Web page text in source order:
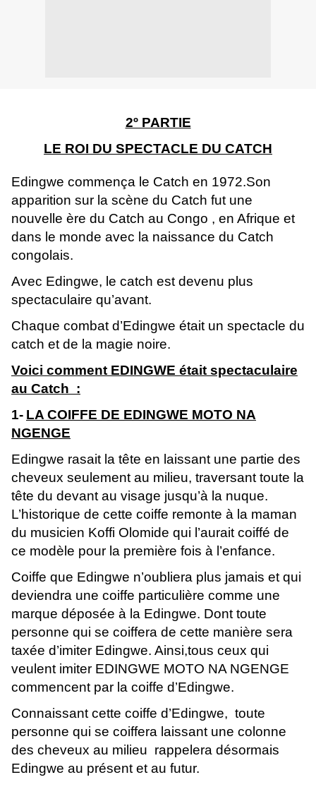
2º PARTIE
LE ROI DU SPECTACLE DU CATCH
Edingwe commença le Catch en 1972.Son
apparition sur la scène du Catch fut une
nouvelle ère du Catch au Congo , en Afrique et
dans le monde avec la naissance du Catch
congolais.
Avec Edingwe, le catch est devenu plus
spectaculaire qu’avant.
Chaque combat d’Edingwe était un spectacle du
catch et de la magie noire.
Voici comment EDINGWE était spectaculaire
au Catch :
1- LA COIFFE DE EDINGWE MOTO NA
NGENGE
Edingwe rasait la tête en laissant une partie des
cheveux seulement au milieu, traversant toute la
tête du devant au visage jusqu’à la nuque.
L’historique de cette coiffe remonte à la maman
du musicien Koffi Olomide qui l’aurait coiffé de
ce modèle pour la première fois à l’enfance.
Coiffe que Edingwe n’oubliera plus jamais et qui
deviendra une coiffe particulière comme une
marque déposée à la Edingwe. Dont toute
personne qui se coiffera de cette manière sera
taxée d’imiter Edingwe. Ainsi,tous ceux qui
veulent imiter EDINGWE MOTO NA NGENGE
commencent par la coiffe d’Edingwe.
Connaissant cette coiffe d’Edingwe, toute
personne qui se coiffera laissant une colonne
des cheveux au milieu rappelera désormais
Edingwe au présent et au futur.